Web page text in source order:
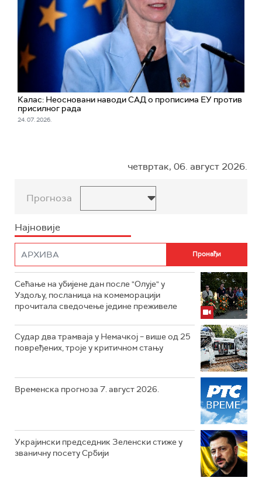
Калас: Неосновани наводи САД о прописима ЕУ против
присилног рада
24. 07. 2026.
четвртак, 06. август 2026.
Прогноза
Најновије
Сећање на убијене дан после "Олује" у
Уздољу, посланица на комеморацији
прочитала сведочење једине преживеле
Судар два трамваја у Немачкој – више од 25
повређених, троје у критичном стању
Временска прогноза 7. август 2026.
Украјински председник Зеленски стиже у
званичну посету Србији